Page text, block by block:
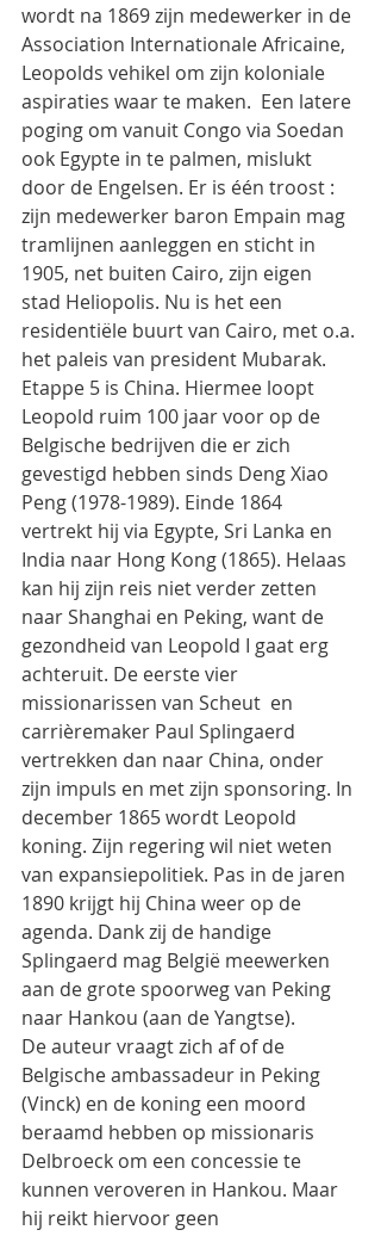
wordt na 1869 zijn medewerker in de
Association Internationale Africaine,
Leopolds vehikel om zijn koloniale
aspiraties waar te maken.  Een latere
poging om vanuit Congo via Soedan
ook Egypte in te palmen, mislukt
door de Engelsen. Er is één troost :
zijn medewerker baron Empain mag
tramlijnen aanleggen en sticht in
1905, net buiten Cairo, zijn eigen
stad Heliopolis. Nu is het een
residentiële buurt van Cairo, met o.a.
het paleis van president Mubarak.
Etappe 5 is China. Hiermee loopt
Leopold ruim 100 jaar voor op de
Belgische bedrijven die er zich
gevestigd hebben sinds Deng Xiao
Peng (1978-1989). Einde 1864
vertrekt hij via Egypte, Sri Lanka en
India naar Hong Kong (1865). Helaas
kan hij zijn reis niet verder zetten
naar Shanghai en Peking, want de
gezondheid van Leopold I gaat erg
achteruit. De eerste vier
missionarissen van Scheut  en
carrièremaker Paul Splingaerd
vertrekken dan naar China, onder
zijn impuls en met zijn sponsoring. In
december 1865 wordt Leopold
koning. Zijn regering wil niet weten
van expansiepolitiek. Pas in de jaren
1890 krijgt hij China weer op de
agenda. Dank zij de handige
Splingaerd mag België meewerken
aan de grote spoorweg van Peking
naar Hankou (aan de Yangtse).
De auteur vraagt zich af of de
Belgische ambassadeur in Peking
(Vinck) en de koning een moord
beraamd hebben op missionaris
Delbroeck om een concessie te
kunnen veroveren in Hankou. Maar
hij reikt hiervoor geen